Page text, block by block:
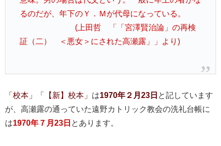
るのだが、年下のＹ．Ｍが代母になっている。
(上田哲 「「宮澤賢治論」の再検
証（二） ＜悪女＞にされた高瀬露」」より)
「校本」「【新】校本」 は1970年２月23日 と記しています
が、高瀬露の通っていた遠野カトリック教会の洗礼台帳に
は1970年７月23日 とあります。